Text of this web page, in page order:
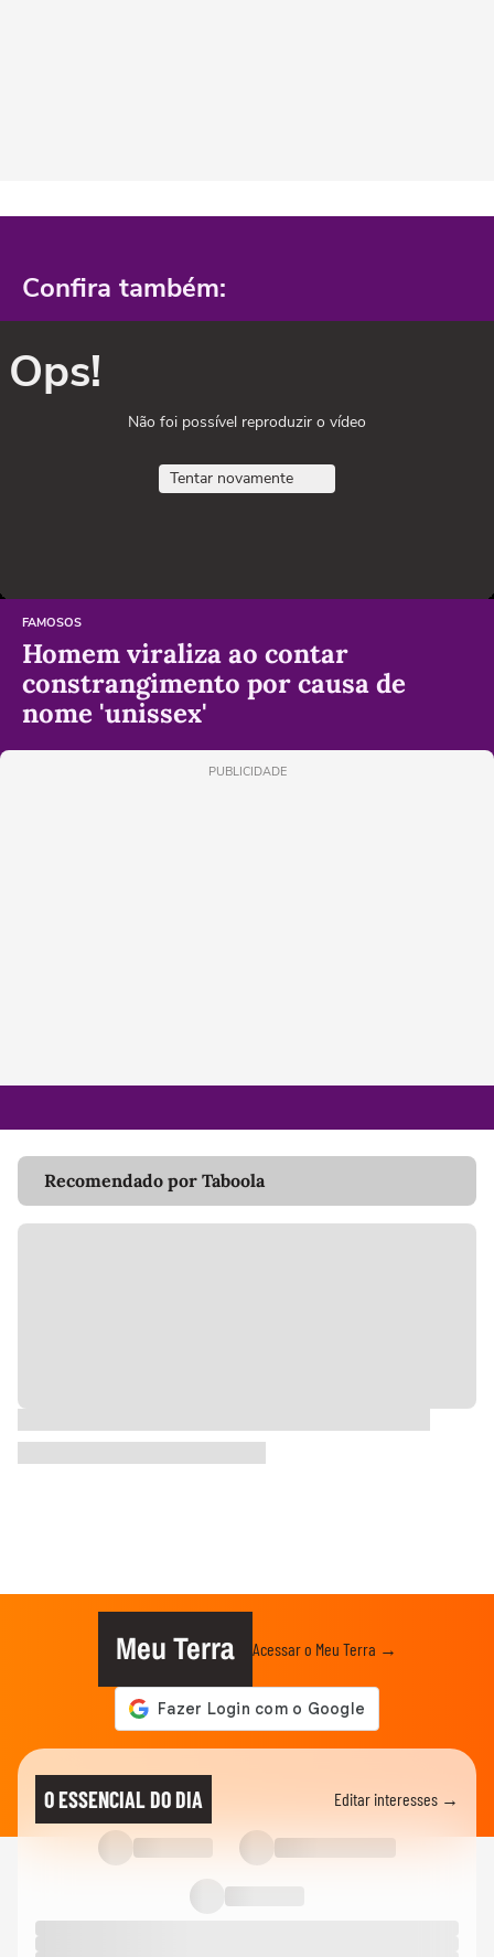
Confira também:
Ops!
Não foi possível reproduzir o vídeo
Tentar novamente
FAMOSOS
Homem viraliza ao contar
constrangimento por causa de
nome 'unissex'
PUBLICIDADE
Recomendado por Taboola
Meu Terra Acessar o Meu Terra →
O ESSENCIAL DO DIA Editar interesses →